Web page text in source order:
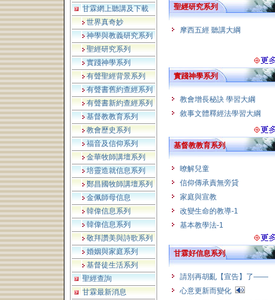
甘霖網上聽講及下載
世界真奇妙
神學與教義研究系列
聖經研究系列
實踐神學系列
有聲聖經背景系列
有聲書舊約查經系列
有聲書新約查經系列
基督教教育系列
教會歷史系列
福音及信仰系列
金華牧師講壇系列
培靈造就信息系列
鄭昌國牧師講壇系列
金佩師母信息
韓偉信息系列
韓偉信息系列
敬拜讚美與詩歌系列
婚姻與家庭系列
基督徒生活系列
聖經查詢
甘霖最新消息
聖經研究系列
摩西五經 聽講大綱
實踐神學系列
教會增長秘訣 學習大綱
敘事文體釋經法學習大綱
基督教教育系列
暸解兒童
信仰傳承責無旁貸
家庭與宣教
改變生命的教導-1
基本教學法-1
甘霖好信息系列
請別再胡亂【宣告】了——
心意更新而變化